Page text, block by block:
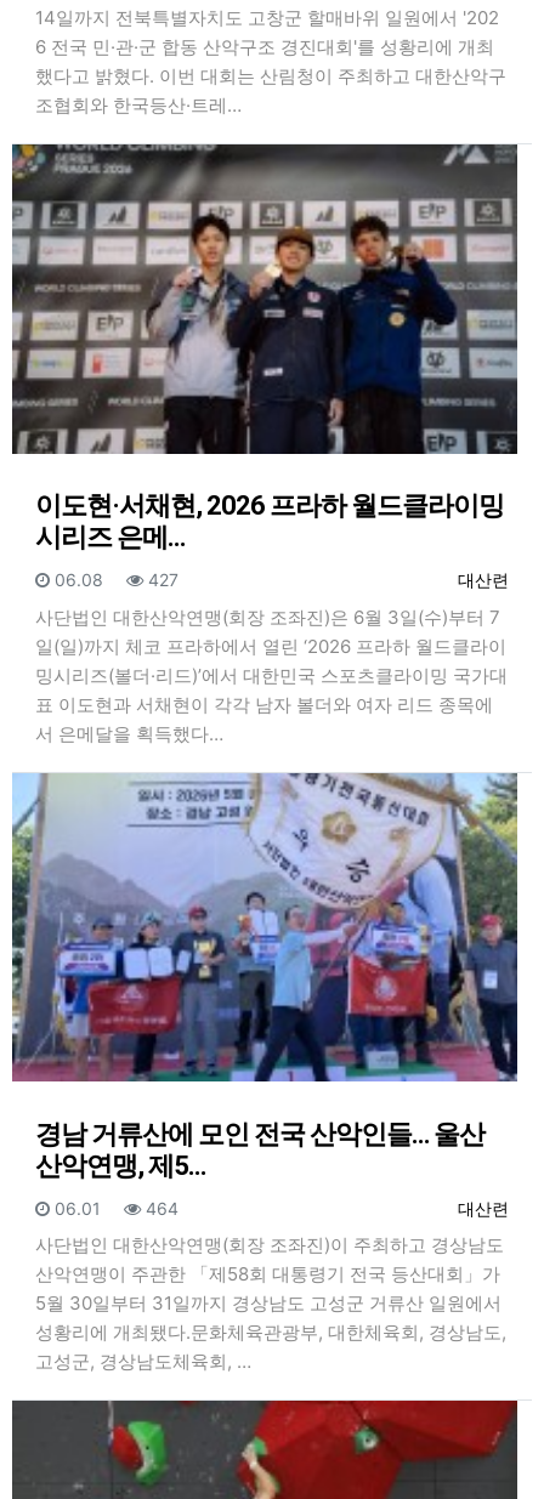
14일까지 전북특별자치도 고창군 할매바위 일원에서 '202
6 전국 민·관·군 합동 산악구조 경진대회'를 성황리에 개최
했다고 밝혔다. 이번 대회는 산림청이 주최하고 대한산악구
조협회와 한국등산·트레…
이도현·서채현, 2026 프라하 월드클라이밍
시리즈 은메…
등록자
대산련
등록일
06.08 조회
427
사단법인 대한산악연맹(회장 조좌진)은 6월 3일(수)부터 7
일(일)까지 체코 프라하에서 열린 ‘2026 프라하 월드클라이
밍시리즈(볼더·리드)’에서 대한민국 스포츠클라이밍 국가대
표 이도현과 서채현이 각각 남자 볼더와 여자 리드 종목에
서 은메달을 획득했다…
경남 거류산에 모인 전국 산악인들… 울산
산악연맹, 제5…
등록자
대산련
등록일
06.01 조회
464
사단법인 대한산악연맹(회장 조좌진)이 주최하고 경상남도
산악연맹이 주관한 「제58회 대통령기 전국 등산대회」가
5월 30일부터 31일까지 경상남도 고성군 거류산 일원에서
성황리에 개최됐다.문화체육관광부, 대한체육회, 경상남도,
고성군, 경상남도체육회, …